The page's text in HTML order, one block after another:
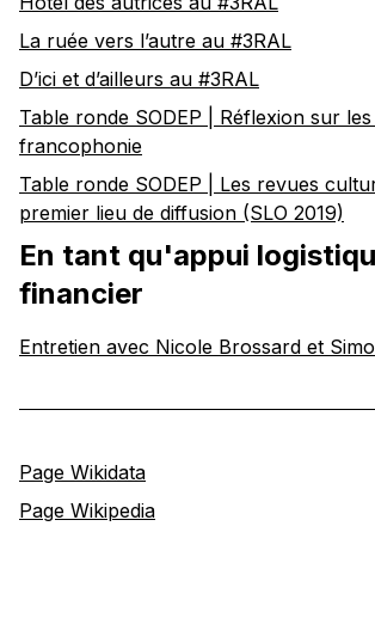
La ruée vers l’autre au #3RAL
D’ici et d’ailleurs au #3RAL
Table ronde SODEP | Réflexion sur
francophonie
Table ronde SODEP | Les revues
premier lieu de diffusion (SLO 2019)
En tant qu'appui
financier
Entretien avec Nicole Brossard et
Page Wikidata
Page Wikipedia